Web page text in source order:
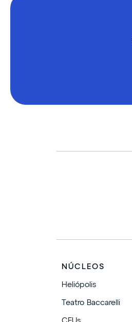
NÚCLEOS
Heliópolis
Teatro Baccarelli